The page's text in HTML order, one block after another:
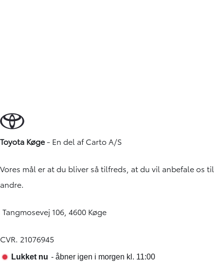
Toyota Køge- En del afCarto A/S
Vores mål er at du bliver så tilfreds, at du vil anbefale os til
andre.
Tangmosevej 106, 4600 Køge
CVR. 21076945